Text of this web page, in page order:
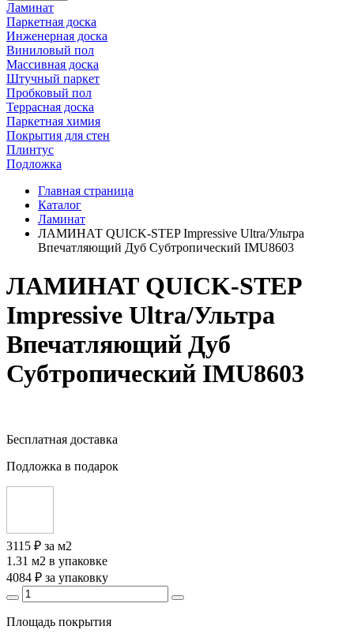
Ламинат
Паркетная доска
Инженерная доска
Виниловый пол
Массивная доска
Штучный паркет
Пробковый пол
Террасная доска
Паркетная химия
Покрытия для стен
Плинтус
Подложка
Главная страница
Каталог
Ламинат
ЛАМИНАТ QUICK-STEP Impressive Ultra/Ультра
Впечатляющий Дуб Субтропический IMU8603
ЛАМИНАТ QUICK-STEP
Impressive Ultra/Ультра
Впечатляющий Дуб
Субтропический IMU8603
Бесплатная доставка
Подложка в подарок
3115 ₽ за м2
1.31 м2 в упаковке
4084 ₽ за упаковку
Площадь покрытия